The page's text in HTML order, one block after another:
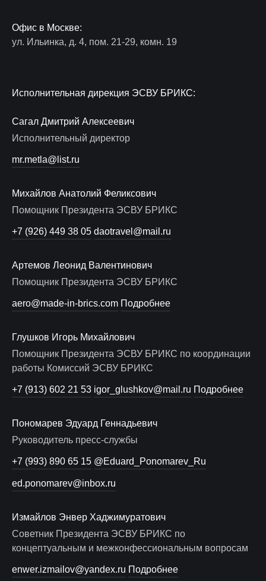
Офис в Москве:
ул. Ильинка, д. 4, пом. 21-29, комн. 19
Исполнительная дирекция ЭСВУ БРИКС:
Сагал Дмитрий Алексеевич
Исполнительный директор
mr.metla@list.ru
Михайлов Анатолий Феликсович
Помощник Президента ЭСВУ БРИКС
+7 (926) 449 38 05 daotravel@mail.ru
Артемов Леонид Валентинович
Помощник Президента ЭСВУ БРИКС
aero@made-in-brics.com Подробнее
Глушков Игорь Михайлович
Помощник Президента ЭСВУ БРИКС по координации
работы Комиссий ЭСВУ БРИКС
+7 (913) 602 21 53 igor_glushkov@mail.ru Подробнее
Пономарев Эдуард Геннадьевич
Руководитель пресс-службы
+7 (993) 890 65 15 @Eduard_Ponomarev_Ru
ed.ponomarev@inbox.ru
Измайлов Энвер Хаджимуратович
Советник Президента ЭСВУ БРИКС по
концептуальным и межконфессиональным вопросам
enwer.izmailov@yandex.ru Подробнее